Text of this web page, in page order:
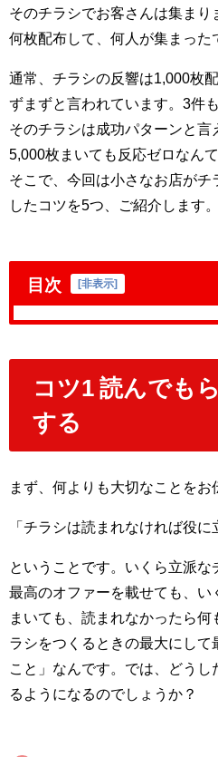
そのチラシでお客さんは集まり
何枚配布して、何人が集まった
通常、チラシの反響は1,000枚
ずまずと言われています。3件
そのチラシは成功パターンと言
5,000枚まいても反応ゼロなん
そこで、今回は小さなお店がチ
したコツを5つ、ご紹介します。
目次 [非表示]
コツ1 読んでも
する
まず、何よりも大切なことをお
「チラシは読まれなければ役に
ということです。いくら立派な
最高のオファーを載せても、い
まいても、読まれなかったら
ラシをつくるときの最大にして
こと」なんです。では、どうし
るようになるのでしょうか？